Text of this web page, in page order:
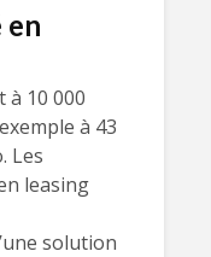
en
à 10 000
à 43
Les
leasing
solution